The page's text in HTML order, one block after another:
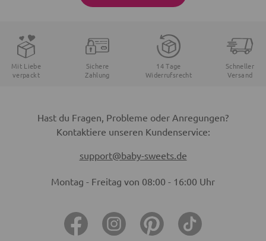
Mit Liebe
verpackt
Sichere
Zahlung
14 Tage
Widerrufsrecht
Schneller
Versand
Hast du Fragen, Probleme oder Anregungen?
Kontaktiere unseren Kundenservice:
support@baby-sweets.de
Montag - Freitag von 08:00 - 16:00 Uhr